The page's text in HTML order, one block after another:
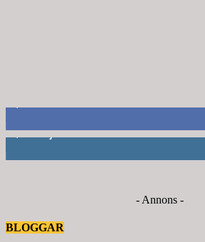
- Annons -
BLOGGAR